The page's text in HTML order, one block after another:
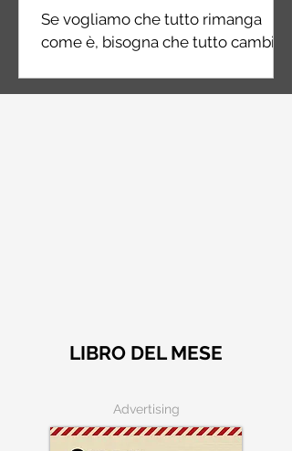
Se vogliamo che tutto rimanga
come è, bisogna che tutto cambi.
LIBRO DEL MESE
Advertising